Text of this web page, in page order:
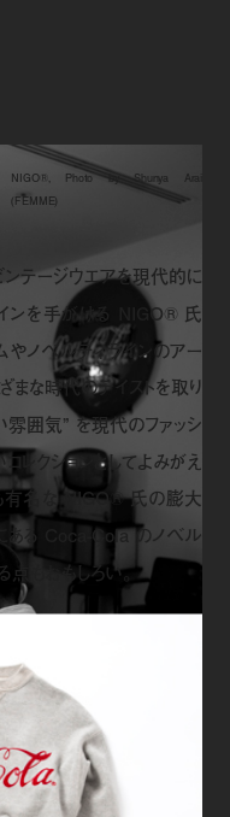
NIGO®, Photo by Shunya Arai
(FEMME)
テージウエアを現代的に
ンを手がける NIGO® 氏
やノベルティラインのアー
まな時代のテイストを取り
雰囲気” を現代のファッシ
レクションとしてよみがえ
も有名な NIGO® 氏の膨大
ある Coca-Cola のノベル
点もおもしろい。